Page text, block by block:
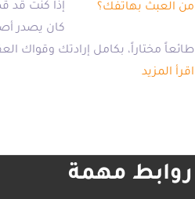
إذا كنت قد
كان يصدر
طائعاً مختاراً، بكامل إرادتك وقواك
اقرأ المزيد
روابط مهمة